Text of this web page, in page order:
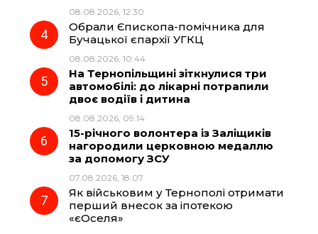
08.08.2026, 12:30
Обрали Єпископа-помічника для
Бучацької єпархії УГКЦ
08.08.2026, 10:44
На Тернопільщині зіткнулися три
автомобілі: до лікарні потрапили
двоє водіїв і дитина
08.08.2026, 09:14
15-річного волонтера із Заліщиків
нагородили церковною медаллю
за допомогу ЗСУ
07.08.2026, 18:07
Як військовим у Тернополі отримати
перший внесок за іпотекою
«єОселя»